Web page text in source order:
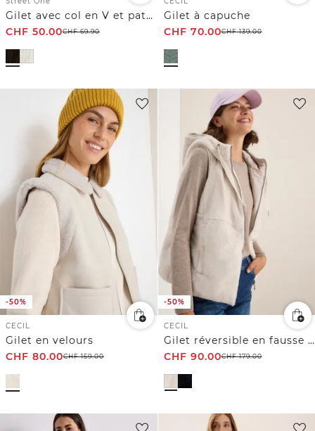
Gilet avec col en V et patte de boutonnage
CHF 50.00CHF69.90
Gilet à capuche
CHF 70.00CHF139.00
-50%
CECIL
Gilet en velours
CHF 80.00CHF159.00
-50%
CECIL
Gilet réversible en fausse fourrure
CHF 90.00CHF179.00